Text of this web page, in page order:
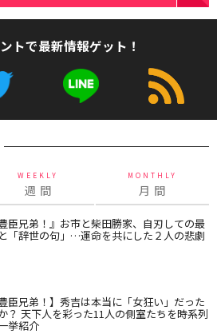
トで最新情報ゲット！
WEEKLY
週 間
MONTHLY
月 間
豊臣兄弟！』お市と柴田勝家、自刃しての最
「辞世の句」…運命を共にした２人の悲劇
豊臣兄弟！】秀吉は本当に「女狂い」だった
？ 天下人を彩った11人の側室たちを時系列
挙紹介